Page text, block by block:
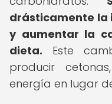
drásticamente la
y aumentar la
dieta. Este
producir
energía en lugar